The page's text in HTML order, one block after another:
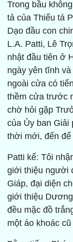
Trong bầu
tả của Thiếu tá
Dạo đầu con
L.A. Patti, Lê
nhật đầu tiên ở
ngày yên tĩnh
ngoài cửa có
thềm cửa trước
chờ hỏi gặp
của Ủy ban Giải
thời mới, đến để
Patti kể: Tôi
giới thiệu người
Giáp, đại diện
giới thiệu
đều mặc đồ
một áo khoác